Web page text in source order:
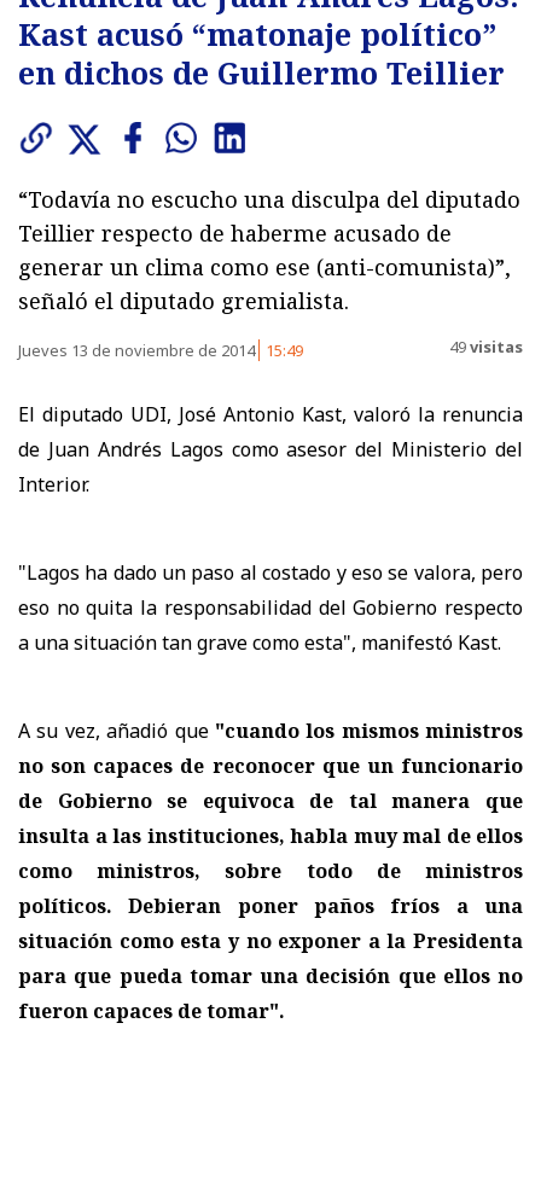
Kast acusó “matonaje político”
en dichos de Guillermo Teillier
“Todavía no escucho una disculpa del diputado
Teillier respecto de haberme acusado de
generar un clima como ese (anti-comunista)”,
señaló el diputado gremialista.
Jueves 13 de noviembre de 2014 15:49 49visitas
El diputado UDI, José Antonio Kast, valoró la renuncia
de Juan Andrés Lagos como asesor del Ministerio del
Interior.
"Lagos ha dado un paso al costado y eso se valora, pero
eso no quita la responsabilidad del Gobierno respecto
a una situación tan grave como esta", manifestó Kast.
A su vez, añadió que "cuando los mismos ministros
no son capaces de reconocer que un funcionario
de Gobierno se equivoca de tal manera que
insulta a las instituciones, habla muy mal de ellos
como ministros, sobre todo de ministros
políticos. Debieran poner paños fríos a una
situación como esta y no exponer a la Presidenta
para que pueda tomar una decisión que ellos no
fueron capaces de tomar".